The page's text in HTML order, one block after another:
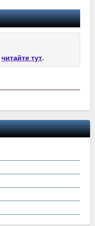
читайте тут.